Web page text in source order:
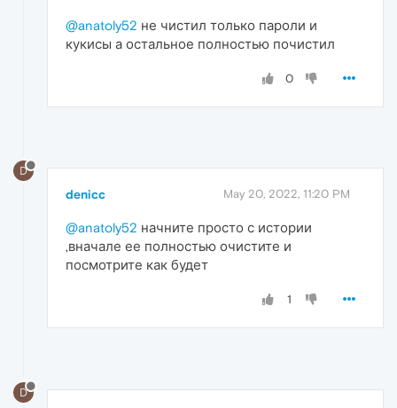
@anatoly52 не чистил только пароли и
кукисы а остальное полностью почистил
0
D
denicc May 20, 2022, 11:20 PM
@anatoly52 начните просто с истории
,вначале ее полностью очистите и
посмотрите как будет
1
D